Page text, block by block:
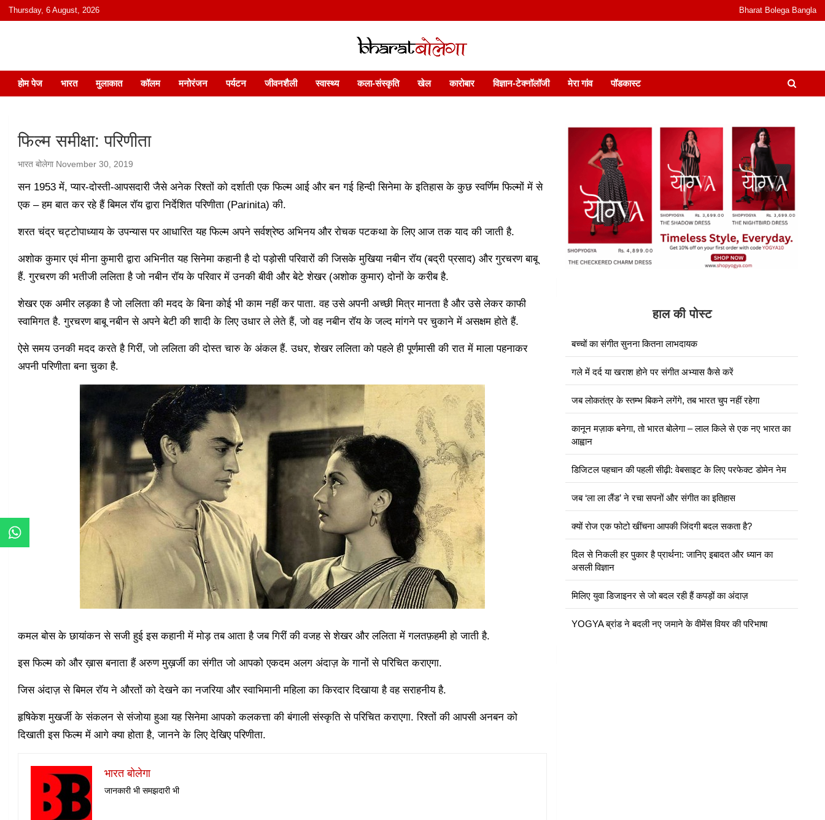
content
Thursday, 6 August, 2026 Bharat Bolega Bangla
भारत बोलेगा
हिंदी में समाचार, विचार, ऑडियो, वीडियो और फ़ीचर. भारत बोलेगा हिंदी न्यूज़ वेबसाइट India: News, Views, Info, Trends & Podcast I जानकारी भी समझदारी भी और पॉडकास्ट
होम पेज भारत मुलाकात कॉलम मनोरंजन पर्यटन जीवनशैली स्वास्थ्य कला-संस्कृति खेल कारोबार विज्ञान-टेक्नॉलॉजी मेरा गांव पॉडकास्ट
फिल्म समीक्षा: परिणीता
भारत बोलेगा November 30, 2019
सन 1953 में, प्यार-दोस्ती-आपसदारी जैसे अनेक रिश्तों को दर्शाती एक फिल्म आई और बन गई हिन्दी सिनेमा के इतिहास के कुछ स्वर्णिम फिल्मों में से
एक – हम बात कर रहे हैं बिमल रॉय द्वारा निर्देशित परिणीता (Parinita) की.
शरत चंद्र चट्टोपाध्याय के उपन्यास पर आधारित यह फिल्म अपने सर्वश्रेष्ठ अभिनय और रोचक पटकथा के लिए आज तक याद की जाती है.
अशोक कुमार एवं मीना कुमारी द्वारा अभिनीत यह सिनेमा कहानी है दो पड़ोसी परिवारों की जिसके मुखिया नबीन रॉय (बद्री प्रसाद) और गुरचरण बाबू
हैं. गुरचरण की भतीजी ललिता है जो नबीन रॉय के परिवार में उनकी बीवी और बेटे शेखर (अशोक कुमार) दोनों के करीब है.
शेखर एक अमीर लड़का है जो ललिता की मदद के बिना कोई भी काम नहीं कर पाता. वह उसे अपनी अच्छी मित्र मानता है और उसे लेकर काफी
स्वामिगत है. गुरचरण बाबू नबीन से अपने बेटी की शादी के लिए उधार ले लेते हैं, जो वह नबीन रॉय के जल्द मांगने पर चुकाने में असक्षम होते हैं.
ऐसे समय उनकी मदद करते है गिरीं, जो ललिता की दोस्त चारु के अंकल हैं. उधर, शेखर ललिता को पहले ही पूर्णमासी की रात में माला पहनाकर
अपनी परिणीता बना चुका है.
कमल बोस के छायांकन से सजी हुई इस कहानी में मोड़ तब आता है जब गिरीं की वजह से शेखर और ललिता में गलतफ़हमी हो जाती है.
इस फिल्म को और ख़ास बनाता हैं अरुण मुख़र्जी का संगीत जो आपको एकदम अलग अंदाज़ के गानों से परिचित कराएगा.
जिस अंदाज़ से बिमल रॉय ने औरतों को देखने का नजरिया और स्वाभिमानी महिला का किरदार दिखाया है वह सराहनीय है.
हृषिकेश मुखर्जी के संकलन से संजोया हुआ यह सिनेमा आपको कलकत्ता की बंगाली संस्कृति से परिचित कराएगा. रिश्तों की आपसी अनबन को
दिखाती इस फिल्म में आगे क्या होता है, जानने के लिए देखिए परिणीता.
भारत बोलेगा
जानकारी भी समझदारी भी
हाल की पोस्ट
बच्चों का संगीत सुनना कितना लाभदायक
गले में दर्द या खराश होने पर संगीत अभ्यास कैसे करें
जब लोकतंत्र के स्तम्भ बिकने लगेंगे, तब भारत चुप नहीं रहेगा
कानून मज़ाक बनेगा, तो भारत बोलेगा – लाल किले से एक नए भारत का
आह्वान
डिजिटल पहचान की पहली सीढ़ी: वेबसाइट के लिए परफेक्ट डोमेन नेम
जब ‘ला ला लैंड’ ने रचा सपनों और संगीत का इतिहास
क्यों रोज एक फोटो खींचना आपकी जिंदगी बदल सकता है?
दिल से निकली हर पुकार है प्रार्थना: जानिए इबादत और ध्यान का
असली विज्ञान
मिलिए युवा डिजाइनर से जो बदल रही हैं कपड़ों का अंदाज़
YOGYA ब्रांड ने बदली नए जमाने के वीमेंस वियर की परिभाषा